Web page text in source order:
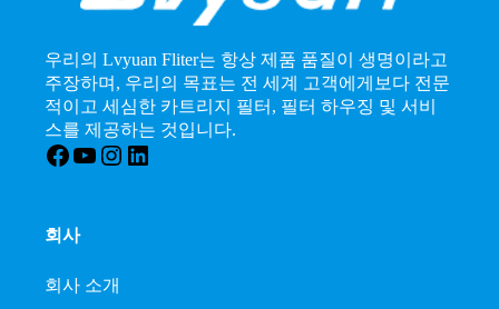
우리의 Lvyuan Fliter는 항상 제품 품질이 생명이라고
주장하며, 우리의 목표는 전 세계 고객에게보다 전문
적이고 세심한 카트리지 필터, 필터 하우징 및 서비
스를 제공하는 것입니다.
Facebook
YouTube
인스타그램 LinkedIn
회사
회사 소개